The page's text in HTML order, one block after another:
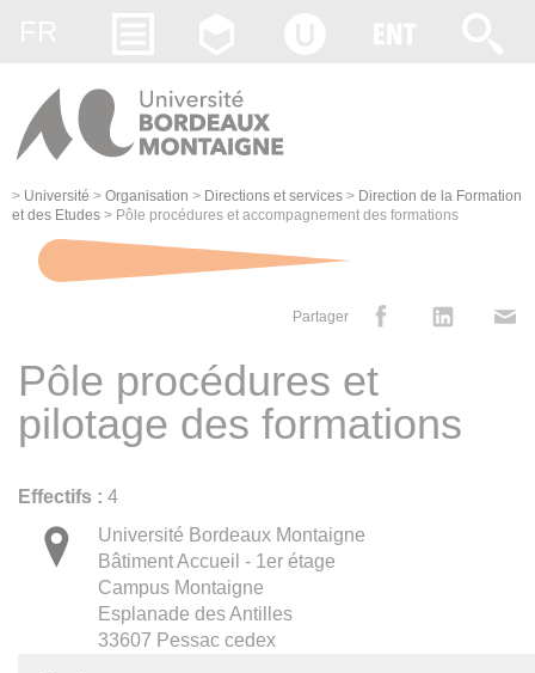
> Université > Organisation > Directions et services > Direction de la Formation
et des Etudes > Pôle procédures et accompagnement des formations
Partager
Pôle procédures et
pilotage des formations
Effectifs : 4
Université Bordeaux Montaigne
Bâtiment Accueil - 1er étage
Campus Montaigne
Esplanade des Antilles
33607 Pessac cedex